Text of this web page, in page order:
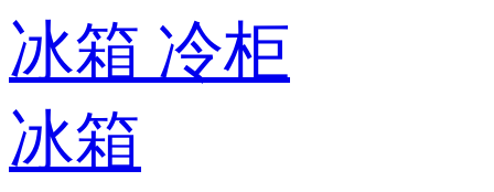
冰箱 冷柜
冰箱